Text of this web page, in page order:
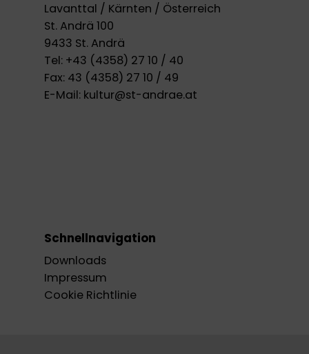
Lavanttal / Kärnten / Österreich
St. Andrä 100
9433 St. Andrä
Tel: +43 (4358) 27 10 / 40
Fax: 43 (4358) 27 10 / 49
E-Mail: kultur@st-andrae.at
Schnellnavigation
Downloads
Impressum
Cookie Richtlinie